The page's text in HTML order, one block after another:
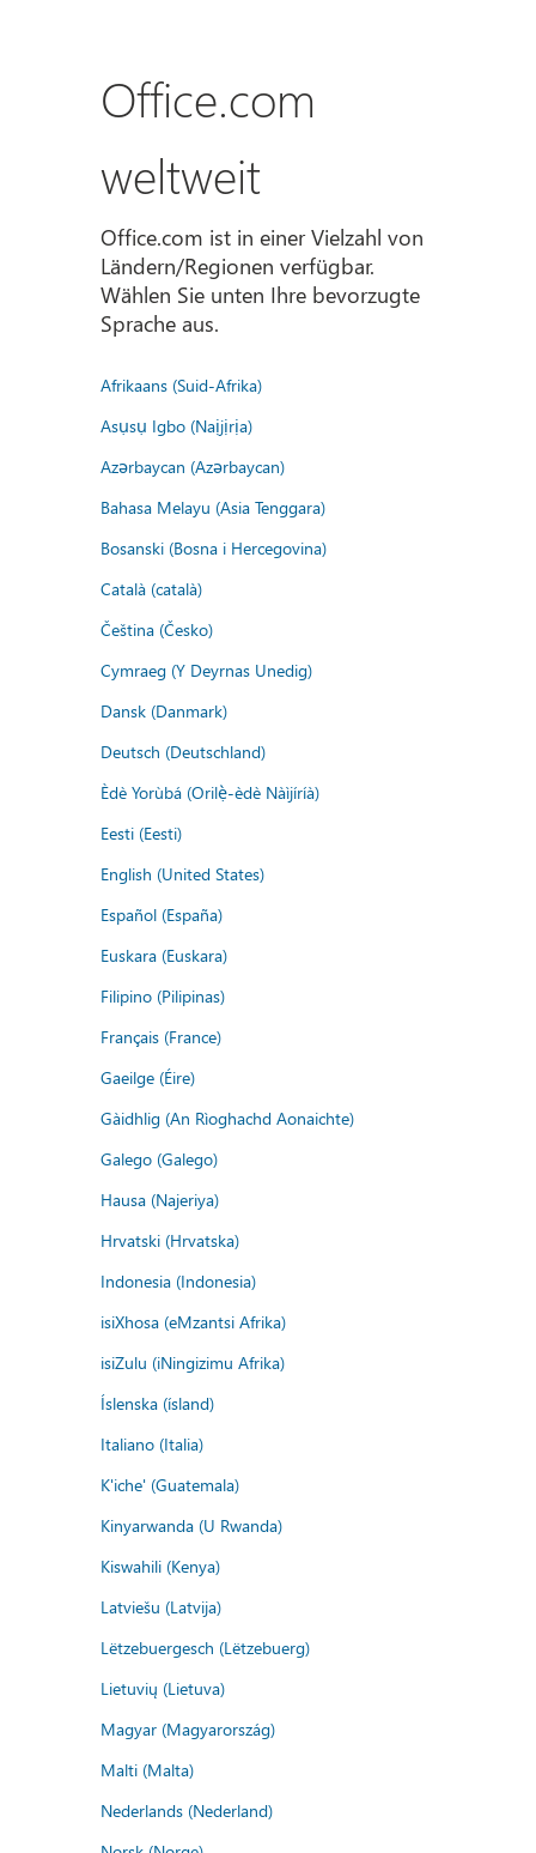
Office.com
weltweit
Office.com ist in einer Vielzahl von
Ländern/Regionen verfügbar.
Wählen Sie unten Ihre bevorzugte
Sprache aus.
Afrikaans (Suid-Afrika)
Asụsụ Igbo (Naịjịrịa)
Azərbaycan (Azərbaycan)
Bahasa Melayu (Asia Tenggara)
Bosanski (Bosna i Hercegovina)
Català (català)
Čeština (Česko)
Cymraeg (Y Deyrnas Unedig)
Dansk (Danmark)
Deutsch (Deutschland)
Èdè Yorùbá (Orilẹ̀-èdè Nàìjíríà)
Eesti (Eesti)
English (United States)
Español (España)
Euskara (Euskara)
Filipino (Pilipinas)
Français (France)
Gaeilge (Éire)
Gàidhlig (An Rìoghachd Aonaichte)
Galego (Galego)
Hausa (Najeriya)
Hrvatski (Hrvatska)
Indonesia (Indonesia)
isiXhosa (eMzantsi Afrika)
isiZulu (iNingizimu Afrika)
Íslenska (ísland)
Italiano (Italia)
K'iche' (Guatemala)
Kinyarwanda (U Rwanda)
Kiswahili (Kenya)
Latviešu (Latvija)
Lëtzebuergesch (Lëtzebuerg)
Lietuvių (Lietuva)
Magyar (Magyarország)
Malti (Malta)
Nederlands (Nederland)